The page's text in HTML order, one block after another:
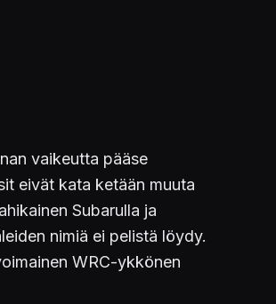
vaikeutta pääse
eivät kata ketään muuta
Subarulla ja
nimiä ei pelistä löydy.
WRC-ykkönen